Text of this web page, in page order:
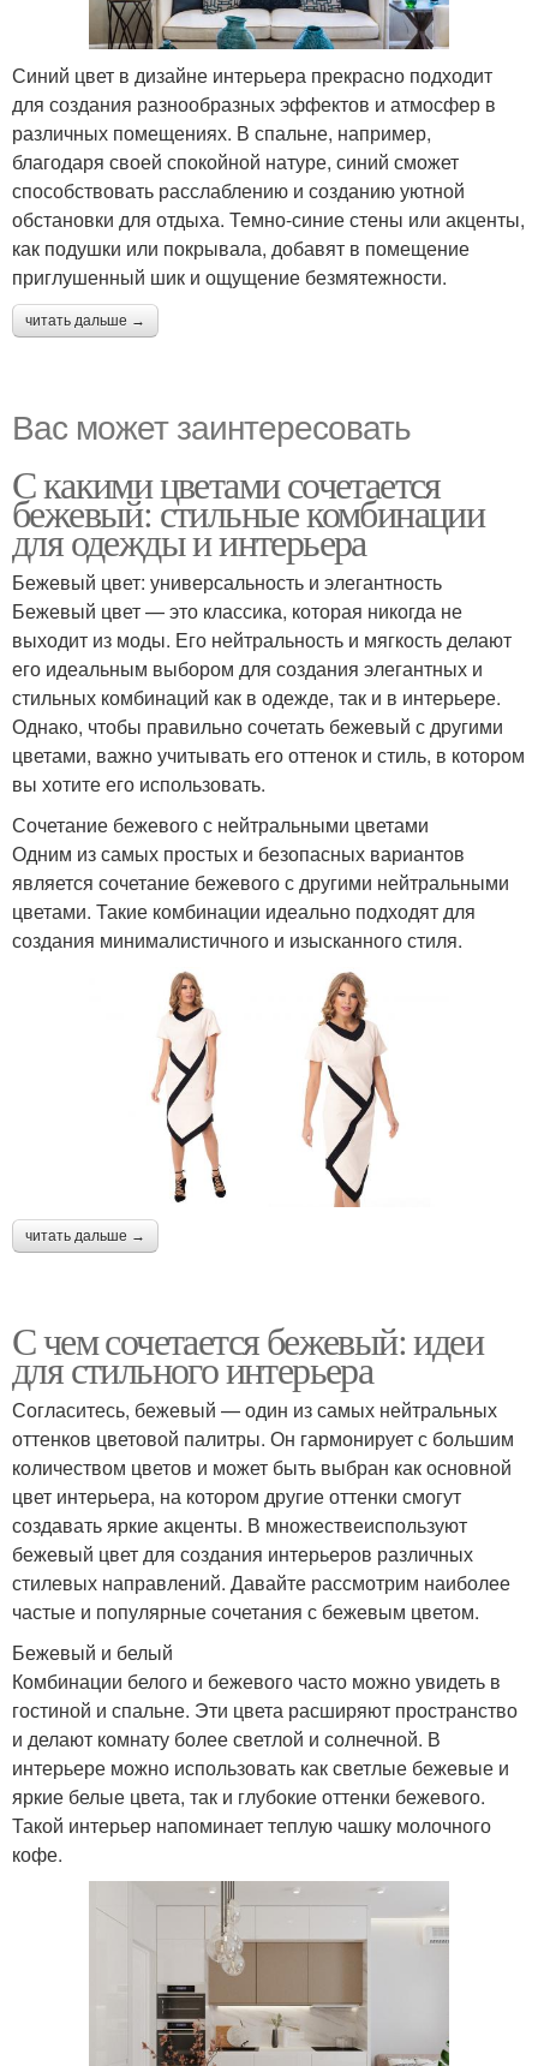
Синий цвет в дизайне интерьера прекрасно подходит
для создания разнообразных эффектов и атмосфер в
различных помещениях. В спальне, например,
благодаря своей спокойной натуре, синий сможет
способствовать расслаблению и созданию уютной
обстановки для отдыха. Темно-синие стены или акценты,
как подушки или покрывала, добавят в помещение
приглушенный шик и ощущение безмятежности.
читать дальше →
Вас может заинтересовать
С какими цветами сочетается
бежевый: стильные комбинации
для одежды и интерьера
Бежевый цвет: универсальность и элегантность
Бежевый цвет — это классика, которая никогда не
выходит из моды. Его нейтральность и мягкость делают
его идеальным выбором для создания элегантных и
стильных комбинаций как в одежде, так и в интерьере.
Однако, чтобы правильно сочетать бежевый с другими
цветами, важно учитывать его оттенок и стиль, в котором
вы хотите его использовать.
Сочетание бежевого с нейтральными цветами
Одним из самых простых и безопасных вариантов
является сочетание бежевого с другими нейтральными
цветами. Такие комбинации идеально подходят для
создания минималистичного и изысканного стиля.
читать дальше →
С чем сочетается бежевый: идеи
для стильного интерьера
Согласитесь, бежевый — один из самых нейтральных
оттенков цветовой палитры. Он гармонирует с большим
количеством цветов и может быть выбран как основной
цвет интерьера, на котором другие оттенки смогут
создавать яркие акценты. В множествеиспользуют
бежевый цвет для создания интерьеров различных
стилевых направлений. Давайте рассмотрим наиболее
частые и популярные сочетания с бежевым цветом.
Бежевый и белый
Комбинации белого и бежевого часто можно увидеть в
гостиной и спальне. Эти цвета расширяют пространство
и делают комнату более светлой и солнечной. В
интерьере можно использовать как светлые бежевые и
яркие белые цвета, так и глубокие оттенки бежевого.
Такой интерьер напоминает теплую чашку молочного
кофе.